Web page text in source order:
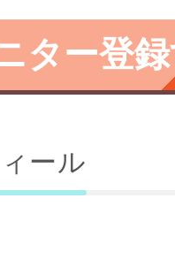
ター登
ール